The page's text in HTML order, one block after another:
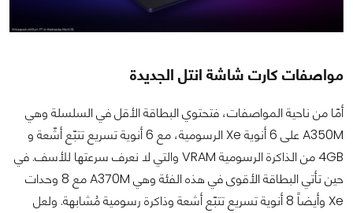
مواصفات كارت شاشة انتل الجديدة
أمّا من ناحية المواصفات، فتحتوي البطاقة الأقل في السلسلة وهي
A350M على 6 أنوية Xe الرسومية، مع 6 أنوية تسريع تتبّع أشّعة و
4GB من الذاكرة الرسومية VRAM والتي لا نعرف سرعتها للأسف. في
حين تأتي البطاقة الأقوى في هذه الفئة وهي A370M مع 8 وحدات
Xe وأيضاً 8 أنوية تسريع تتبّع أشعة وذاكرة رسومية مُشابهة. ولعل